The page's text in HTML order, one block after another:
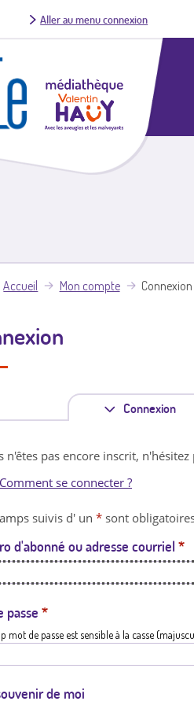
Aller au menu connexion
Accueil Mon compte Connexion
Connexion
n
l
e
n'êtes pas encore inscrit, n'hésitez
Comment se connecter ?
suivis d' un * sont
d'abonné ou adresse courriel *
passe *
mot de passe est sensible à la casse
de moi